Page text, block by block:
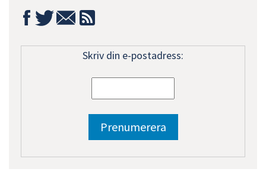
Skriv din e-postadress: